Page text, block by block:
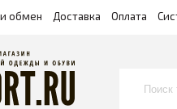
обмен Доставка Оплата